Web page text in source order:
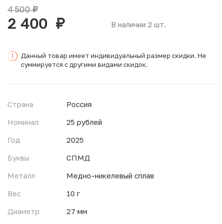
В наличии 2 шт.
4 500руб.
2 400 руб.
Данный товар имеет индивидуальный размер скидки. Не
суммируется с другими видами скидок.
Страна
Россия
Номинал
25 рублей
Год
2025
Буквы
СПМД
Металл
Медно-никелевый сплав
Вес
10 г
Диаметр
27 мм